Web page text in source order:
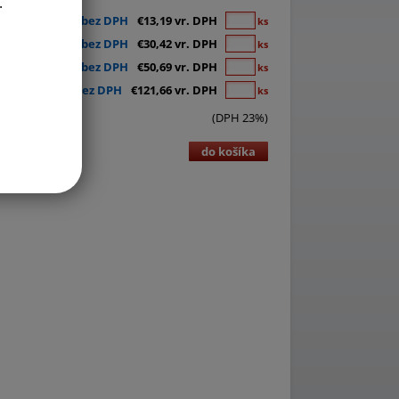
€10,72 bez DPH €13,19 vr. DPH ks
€24,73 bez DPH €30,42 vr. DPH ks
€41,21 bez DPH €50,69 vr. DPH ks
€98,91 bez DPH €121,66 vr. DPH ks
(DPH 23%)
do košíka